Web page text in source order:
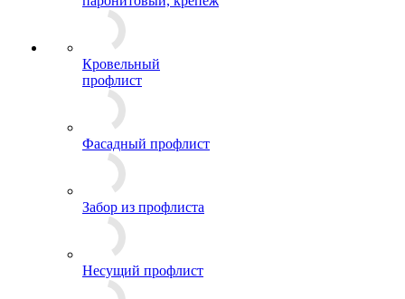
Кровельный
профлист
Фасадный профлист
Забор из профлиста
Несущий профлист